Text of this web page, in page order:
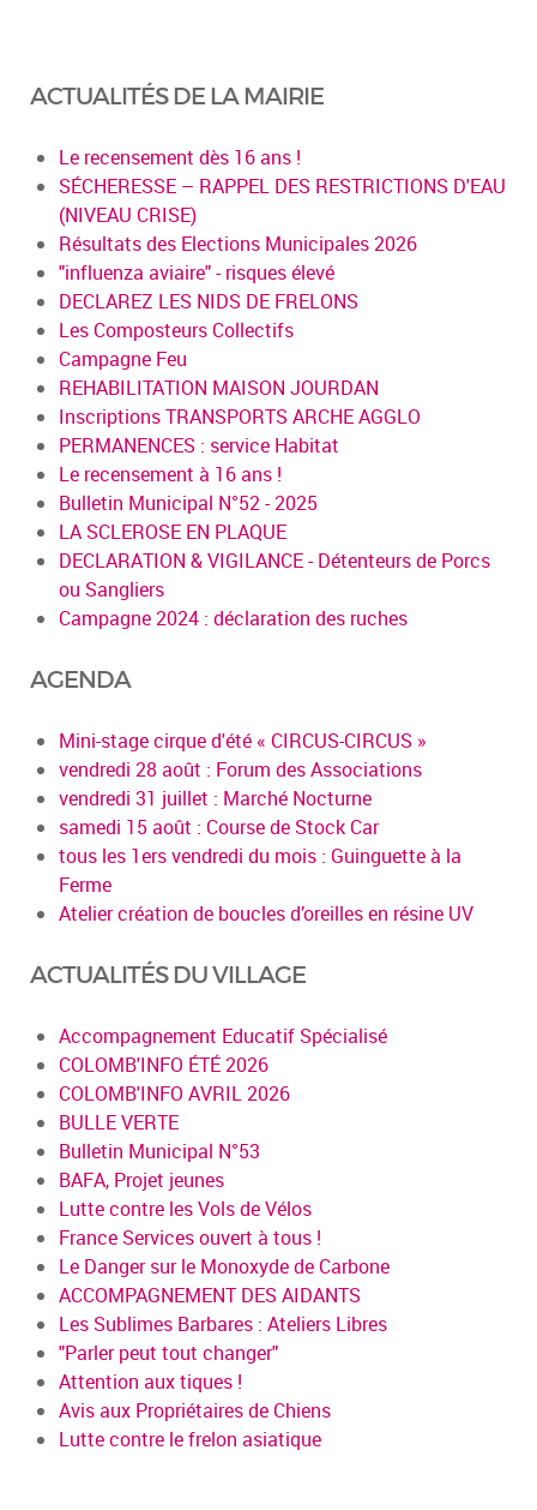
ACTUALITÉS DE LA MAIRIE
Le recensement dès 16 ans !
SÉCHERESSE – RAPPEL DES RESTRICTIONS D'EAU
(NIVEAU CRISE)
Résultats des Elections Municipales 2026
"influenza aviaire" - risques élevé
DECLAREZ LES NIDS DE FRELONS
Les Composteurs Collectifs
Campagne Feu
REHABILITATION MAISON JOURDAN
Inscriptions TRANSPORTS ARCHE AGGLO
PERMANENCES : service Habitat
Le recensement à 16 ans !
Bulletin Municipal N°52 - 2025
LA SCLEROSE EN PLAQUE
DECLARATION & VIGILANCE - Détenteurs de Porcs
ou Sangliers
Campagne 2024 : déclaration des ruches
AGENDA
Mini-stage cirque d'été « CIRCUS-CIRCUS »
vendredi 28 août : Forum des Associations
vendredi 31 juillet : Marché Nocturne
samedi 15 août : Course de Stock Car
tous les 1ers vendredi du mois : Guinguette à la
Ferme
Atelier création de boucles d’oreilles en résine UV
ACTUALITÉS DU VILLAGE
Accompagnement Educatif Spécialisé
COLOMB'INFO ÉTÉ 2026
COLOMB'INFO AVRIL 2026
BULLE VERTE
Bulletin Municipal N°53
BAFA, Projet jeunes
Lutte contre les Vols de Vélos
France Services ouvert à tous !
Le Danger sur le Monoxyde de Carbone
ACCOMPAGNEMENT DES AIDANTS
Les Sublimes Barbares : Ateliers Libres
"Parler peut tout changer"
Attention aux tiques !
Avis aux Propriétaires de Chiens
Lutte contre le frelon asiatique